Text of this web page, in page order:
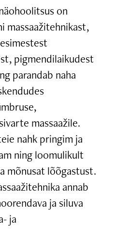
on
massaažitehnikast,
pigmendilaikudest
parandab naha
massaažile.
nahk pringim ja
ning loomulikult
mõnusat lõõgastust.
annab
ja siluva
ja